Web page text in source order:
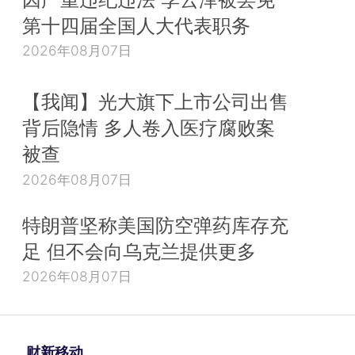
第十四届全国人大代表职务
2026年08月07日
【我闻】光大旗下上市公司出售
背后隐情 多人卷入医疗腐败案
被查
2026年08月07日
特朗普坚称美国防空弹药库存充
足 但不会向乌克兰提供更多
2026年08月07日